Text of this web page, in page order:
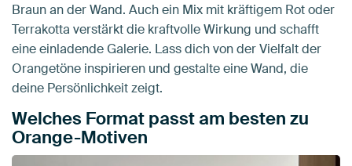
Braun an der Wand. Auch ein Mix mit kräftigem Rot oder
Terrakotta verstärkt die kraftvolle Wirkung und schafft
eine einladende Galerie. Lass dich von der Vielfalt der
Orangetöne inspirieren und gestalte eine Wand, die
deine Persönlichkeit zeigt.
Welches Format passt am besten zu
Orange-Motiven